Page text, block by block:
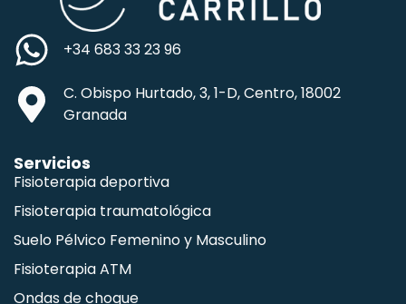
+34 683 33 23 96
C. Obispo Hurtado, 3, 1-D, Centro, 18002
Granada
Servicios
Fisioterapia deportiva
Fisioterapia traumatológica
Suelo Pélvico Femenino y Masculino
Fisioterapia ATM
Ondas de choque